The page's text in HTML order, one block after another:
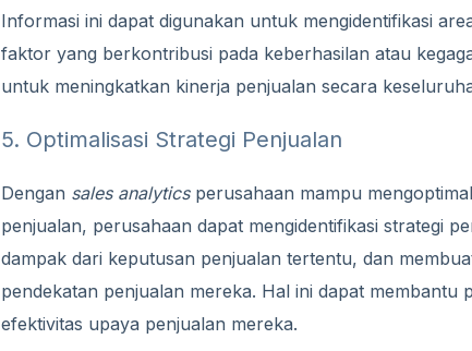
Informasi ini dapat digunakan untuk mengidentifikasi
faktor yang berkontribusi pada keberhasilan atau
untuk meningkatkan kinerja penjualan secara
5. Optimalisasi Strategi Penjualan
Dengan sales analyticsperusahaan mampu
penjualan, perusahaan dapat mengidentifikasi strategi
dampak dari keputusan penjualan tertentu, dan
pendekatan penjualan mereka. Hal ini dapat membantu
efektivitas upaya penjualan mereka.